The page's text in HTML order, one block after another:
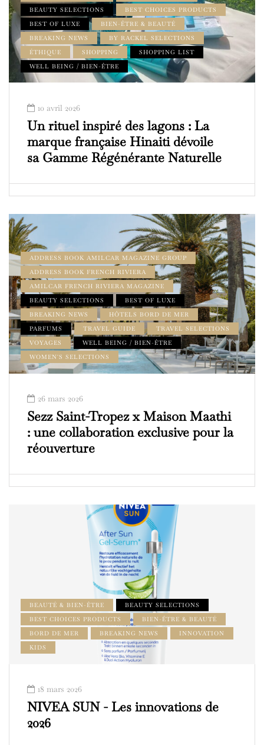
BEAUTY SELECTIONS
BEST CHOICES PRODUCTS
BEST OF LUXE
BIEN-ÊTRE & BEAUTÉ
BREAKING NEWS
BY RACKEL SELECTIONS
ÉTHIQUE
SHOPPING
SHOPPING LIST
WELL BEING / BIEN-ÊTRE
10 avril 2026
Un rituel inspiré des lagons : La
marque française Hinaiti dévoile
sa Gamme Régénérante Naturelle
ADDRESS BOOK AMILCAR MAGAZINE GROUP
ADDRESS BOOK FRENCH RIVIERA
AMILCAR FRENCH RIVIERA MAGAZINE
BEAUTY SELECTIONS
BEST OF LUXE
BREAKING NEWS
HÔTELS BORD DE MER
PARFUMS
TRAVEL GUIDE
TRAVEL SELECTIONS
VOYAGES
WELL BEING / BIEN-ÊTRE
WOMEN'S SELECTIONS
26 mars 2026
Sezz Saint-Tropez x Maison Maathi
: une collaboration exclusive pour la
réouverture
BEAUTÉ & BIEN-ÊTRE
BEAUTY SELECTIONS
BEST CHOICES PRODUCTS
BIEN-ÊTRE & BEAUTÉ
BORD DE MER
BREAKING NEWS
INNOVATION
KIDS
18 mars 2026
NIVEA SUN - Les innovations de
2026